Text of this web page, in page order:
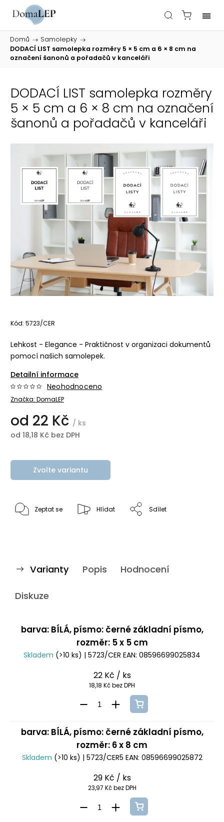
Domů / Samolepky /
DODACÍ LIST samolepka rozměry 5 × 5 cm a 6 × 8 cm na
označení šanonů a pořadačů v kanceláři
DODACÍ LIST samolepka rozměry
5 × 5 cm a 6 × 8 cm na označení
šanonů a pořadačů v kanceláři
Kód: 5723/CER
Lehkost - Elegance - Praktičnost v organizaci dokumentů
pomocí našich samolepek.
Detailní informace
Značka: DomaLEP
Neohodnoceno
od 22 Kč / ks
od 18,18 Kč bez DPH
Zvolte variantu
Zeptat se Hlídat Sdílet
Varianty Popis Hodnocení
Diskuze
barva: BÍLÁ, písmo: černé základní písmo,
rozměr: 5 x 5 cm
Skladem (>10 ks) | 5723/CER EAN: 08596699025834
22 Kč / ks
18,18 Kč bez DPH
barva: BÍLÁ, písmo: černé základní písmo,
rozměr: 6 x 8 cm
Skladem (>10 ks) | 5723/CER5 EAN: 08596699025872
29 Kč / ks
23,97 Kč bez DPH